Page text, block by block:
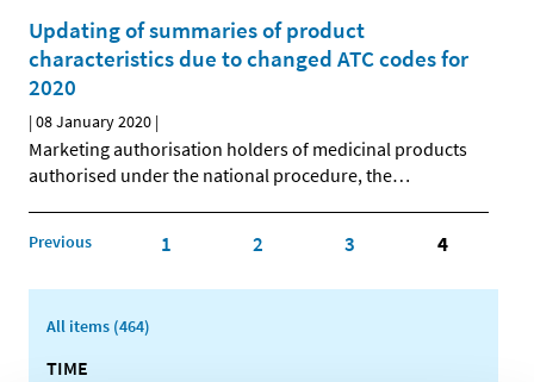
Updating of summaries of product
characteristics due to changed ATC codes for
2020
|08 January 2020 |
Marketing authorisation holders of medicinal products
authorised under the national procedure, the…
Previous 1 2 3 4
All items (464)
TIME